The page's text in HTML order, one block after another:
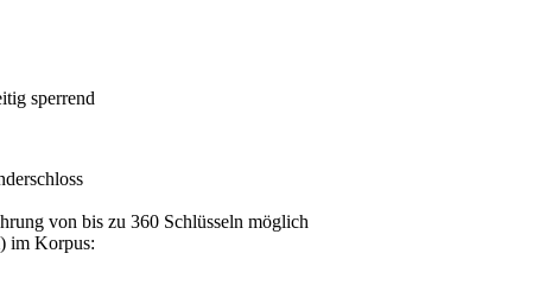
sperrend
von bis zu 360 Schlüsseln möglich
im Korpus: